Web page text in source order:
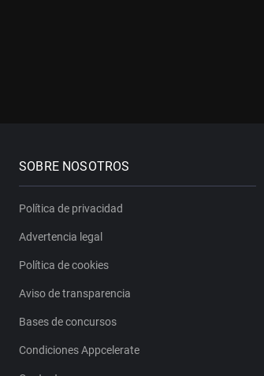
SOBRE NOSOTROS
Política de privacidad
Advertencia legal
Política de cookies
Aviso de transparencia
Bases de concursos
Condiciones Appcelerate